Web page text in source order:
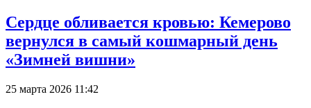
Сердце обливается кровью: Кемерово
вернулся в самый кошмарный день
«Зимней вишни»
25 марта 2026 11:42